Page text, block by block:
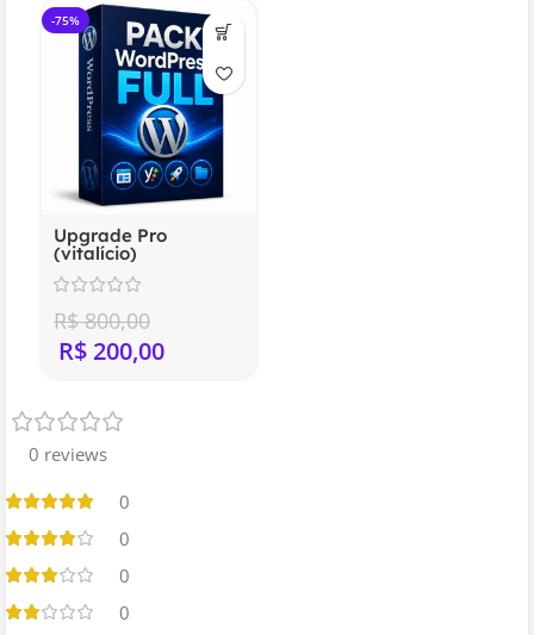
-75%
Upgrade Pro
(vitalício)
R$800,00
R$ 200,00
0 reviews
0
0
0
0